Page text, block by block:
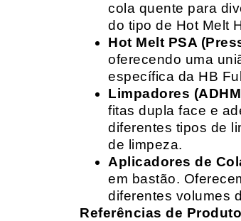
cola quente para
do tipo de Hot Melt
Hot Melt PSA
oferecendo uma
específica da HB
Limpadores
fitas dupla face e
diferentes tipos de
de limpeza.
Aplicadores de
em bastão.
diferentes volumes
Referências de